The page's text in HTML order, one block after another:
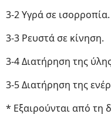
3-2 Υγρά σε ισορροπία.
3-3 Ρευστά σε κίνηση.
3-4 Διατήρηση της
3-5 Διατήρηση της
* Εξαιρούνται από τη